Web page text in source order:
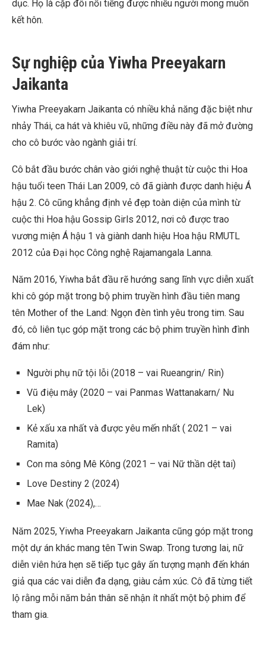
dục. Họ là cặp đôi nổi tiếng được nhiều người mong muốn
kết hôn.
Sự nghiệp của Yiwha Preeyakarn
Jaikanta
Yiwha Preeyakarn Jaikanta có nhiều khả năng đặc biệt như
nhảy Thái, ca hát và khiêu vũ, những điều này đã mở đường
cho cô bước vào ngành giải trí.
Cô bắt đầu bước chân vào giới nghệ thuật từ cuộc thi Hoa
hậu tuổi teen Thái Lan 2009, cô đã giành được danh hiệu Á
hậu 2. Cô cũng khẳng định vẻ đẹp toàn diện của mình từ
cuộc thi Hoa hậu Gossip Girls 2012, nơi cô được trao
vương miện Á hậu 1 và giành danh hiệu Hoa hậu RMUTL
2012 của Đại học Công nghệ Rajamangala Lanna.
Năm 2016, Yiwha bắt đầu rẽ hướng sang lĩnh vực diễn xuất
khi cô góp mặt trong bộ phim truyền hình đầu tiên mang
tên Mother of the Land: Ngọn đèn tình yêu trong tim. Sau
đó, cô liên tục góp mặt trong các bộ phim truyền hình đình
đám như:
Người phụ nữ tội lỗi (2018 – vai Rueangrin/ Rin)
Vũ điệu mây (2020 – vai Panmas Wattanakarn/ Nu
Lek)
Kẻ xấu xa nhất và được yêu mến nhất ( 2021 – vai
Ramita)
Con ma sông Mê Kông (2021 – vai Nữ thần dệt tai)
Love Destiny 2 (2024)
Mae Nak (2024),…
Năm 2025, Yiwha Preeyakarn Jaikanta cũng góp mặt trong
một dự án khác mang tên Twin Swap. Trong tương lai, nữ
diễn viên hứa hẹn sẽ tiếp tục gây ấn tượng mạnh đến khán
giả qua các vai diễn đa dạng, giàu cảm xúc. Cô đã từng tiết
lộ rằng mỗi năm bản thân sẽ nhận ít nhất một bộ phim để
tham gia.